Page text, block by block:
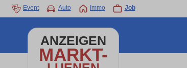
Event Auto Immo Job
ANZEIGEN
MARKT-